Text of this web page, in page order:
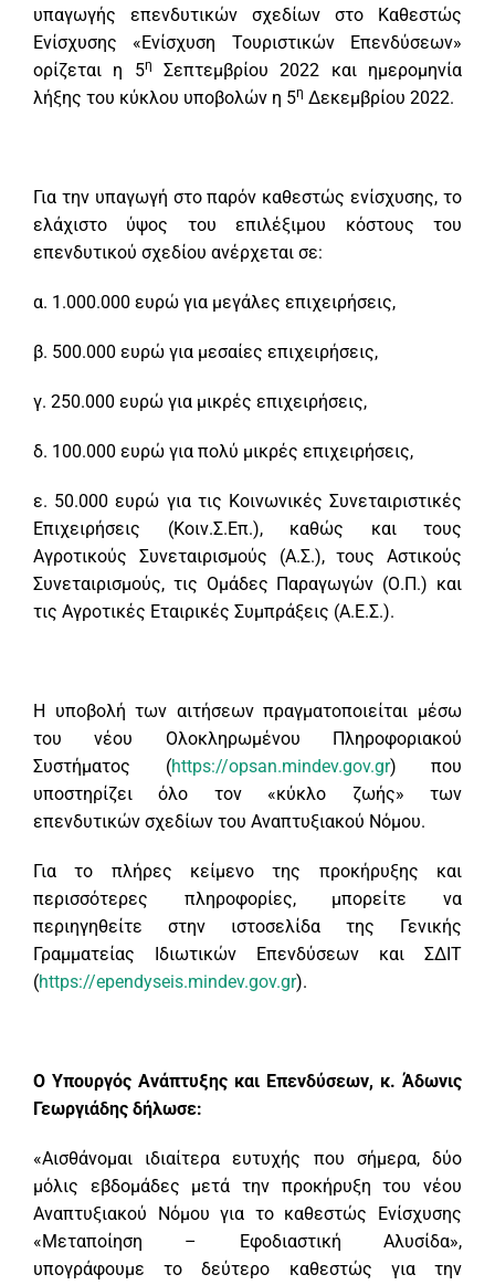
υπαγωγής επενδυτικών σχεδίων στο Καθεστώς
Ενίσχυσης «Ενίσχυση Τουριστικών Επενδύσεων»
ορίζεται η 5η
Σεπτεμβρίου 2022 και ημερομηνία
λήξης του κύκλου υποβολών η 5η Δεκεμβρίου 2022.
Για την υπαγωγή στο παρόν καθεστώς ενίσχυσης, το
ελάχιστο ύψος του επιλέξιμου κόστους του
επενδυτικού σχεδίου ανέρχεται σε:
α. 1.000.000 ευρώ για μεγάλες επιχειρήσεις,
β. 500.000 ευρώ για μεσαίες επιχειρήσεις,
γ. 250.000 ευρώ για μικρές επιχειρήσεις,
δ. 100.000 ευρώ για πολύ μικρές επιχειρήσεις,
ε. 50.000 ευρώ για τις Κοινωνικές Συνεταιριστικές
Επιχειρήσεις (Κοιν.Σ.Επ.), καθώς και τους
Αγροτικούς Συνεταιρισμούς (Α.Σ.), τους Αστικούς
Συνεταιρισμούς, τις Ομάδες Παραγωγών (Ο.Π.) και
τις Αγροτικές Εταιρικές Συμπράξεις (Α.Ε.Σ.).
Η υποβολή των αιτήσεων πραγματοποιείται μέσω
του νέου Ολοκληρωμένου Πληροφοριακού
Συστήματος (https://opsan.mindev.gov.gr) που
υποστηρίζει όλο τον «κύκλο ζωής» των
επενδυτικών σχεδίων του Αναπτυξιακού Νόμου.
Για το πλήρες κείμενο της προκήρυξης και
περισσότερες πληροφορίες, μπορείτε να
περιηγηθείτε στην ιστοσελίδα της Γενικής
Γραμματείας Ιδιωτικών Επενδύσεων και ΣΔΙΤ
(https://ependyseis.mindev.gov.gr).
Ο Υπουργός Ανάπτυξης και Επενδύσεων, κ. Άδωνις
Γεωργιάδης δήλωσε:
«Αισθάνομαι ιδιαίτερα ευτυχής που σήμερα, δύο
μόλις εβδομάδες μετά την προκήρυξη του νέου
Αναπτυξιακού Νόμου για το καθεστώς Ενίσχυσης
«Μεταποίηση – Εφοδιαστική Αλυσίδα»,
υπογράφουμε το δεύτερο καθεστώς για την